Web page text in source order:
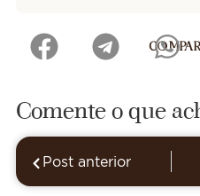
Comente o que
Post anterior